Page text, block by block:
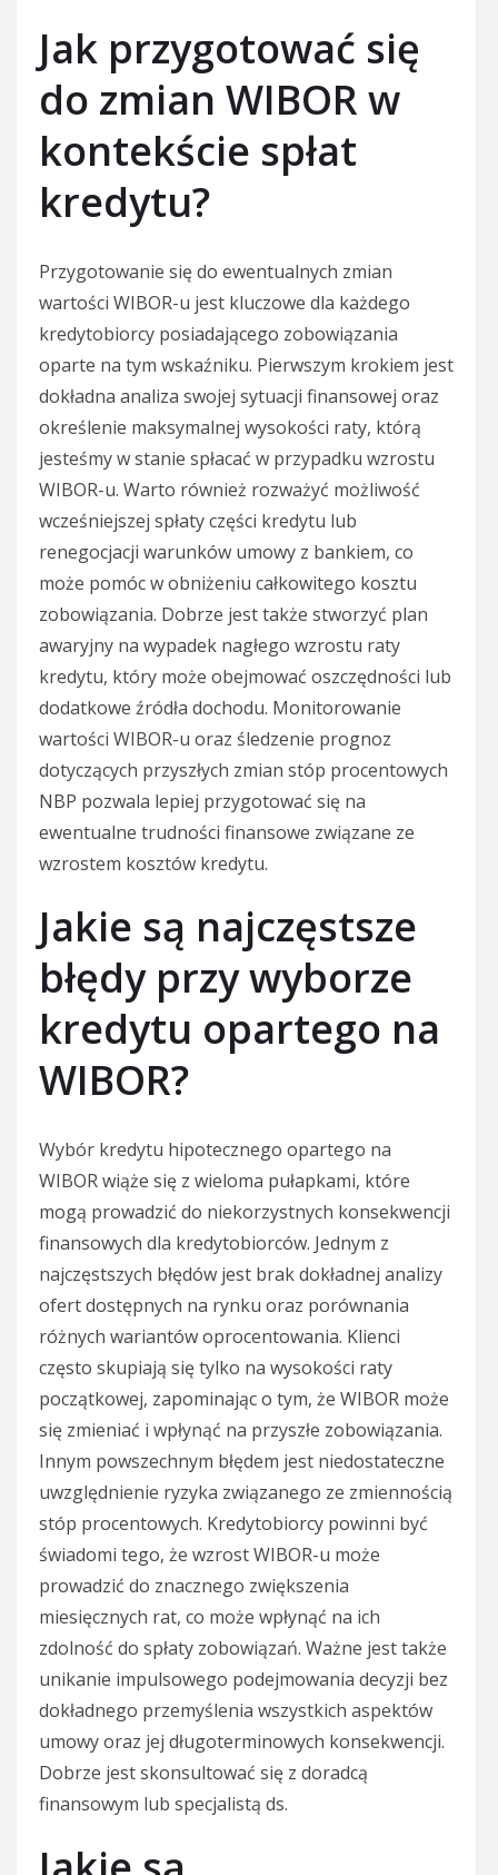
Jak przygotować się
do zmian WIBOR w
kontekście spłat
kredytu?
Przygotowanie się do ewentualnych zmian
wartości WIBOR-u jest kluczowe dla każdego
kredytobiorcy posiadającego zobowiązania
oparte na tym wskaźniku. Pierwszym krokiem jest
dokładna analiza swojej sytuacji finansowej oraz
określenie maksymalnej wysokości raty, którą
jesteśmy w stanie spłacać w przypadku wzrostu
WIBOR-u. Warto również rozważyć możliwość
wcześniejszej spłaty części kredytu lub
renegocjacji warunków umowy z bankiem, co
może pomóc w obniżeniu całkowitego kosztu
zobowiązania. Dobrze jest także stworzyć plan
awaryjny na wypadek nagłego wzrostu raty
kredytu, który może obejmować oszczędności lub
dodatkowe źródła dochodu. Monitorowanie
wartości WIBOR-u oraz śledzenie prognoz
dotyczących przyszłych zmian stóp procentowych
NBP pozwala lepiej przygotować się na
ewentualne trudności finansowe związane ze
wzrostem kosztów kredytu.
Jakie są najczęstsze
błędy przy wyborze
kredytu opartego na
WIBOR?
Wybór kredytu hipotecznego opartego na
WIBOR wiąże się z wieloma pułapkami, które
mogą prowadzić do niekorzystnych konsekwencji
finansowych dla kredytobiorców. Jednym z
najczęstszych błędów jest brak dokładnej analizy
ofert dostępnych na rynku oraz porównania
różnych wariantów oprocentowania. Klienci
często skupiają się tylko na wysokości raty
początkowej, zapominając o tym, że WIBOR może
się zmieniać i wpłynąć na przyszłe zobowiązania.
Innym powszechnym błędem jest niedostateczne
uwzględnienie ryzyka związanego ze zmiennością
stóp procentowych. Kredytobiorcy powinni być
świadomi tego, że wzrost WIBOR-u może
prowadzić do znacznego zwiększenia
miesięcznych rat, co może wpłynąć na ich
zdolność do spłaty zobowiązań. Ważne jest także
unikanie impulsowego podejmowania decyzji bez
dokładnego przemyślenia wszystkich aspektów
umowy oraz jej długoterminowych konsekwencji.
Dobrze jest skonsultować się z doradcą
finansowym lub specjalistą ds.